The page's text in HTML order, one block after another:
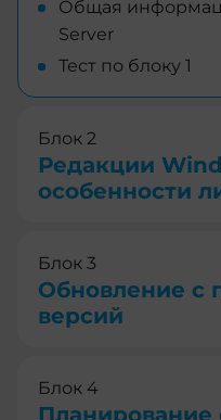
Общая
Server
Тест по блоку 1
Блок 2
Редакции
особенности
Блок 3
Обновление с
версий
Блок 4
Планирование